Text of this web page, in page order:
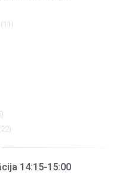
(11)
14:15-15:00